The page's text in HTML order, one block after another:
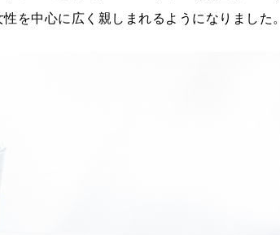
を中心に広く親しまれるようになりました。